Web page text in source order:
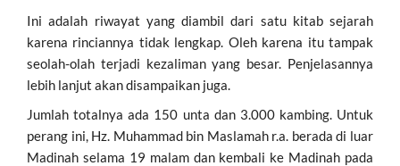
Ini adalah riwayat yang diambil dari satu kitab sejarah
karena rinciannya tidak lengkap. Oleh karena itu tampak
seolah-olah terjadi kezaliman yang besar. Penjelasannya
lebih lanjut akan disampaikan juga.
Jumlah totalnya ada 150 unta dan 3.000 kambing. Untuk
perang ini, Hz. Muhammad bin Maslamah r.a. berada di luar
Madinah selama 19 malam dan kembali ke Madinah pada